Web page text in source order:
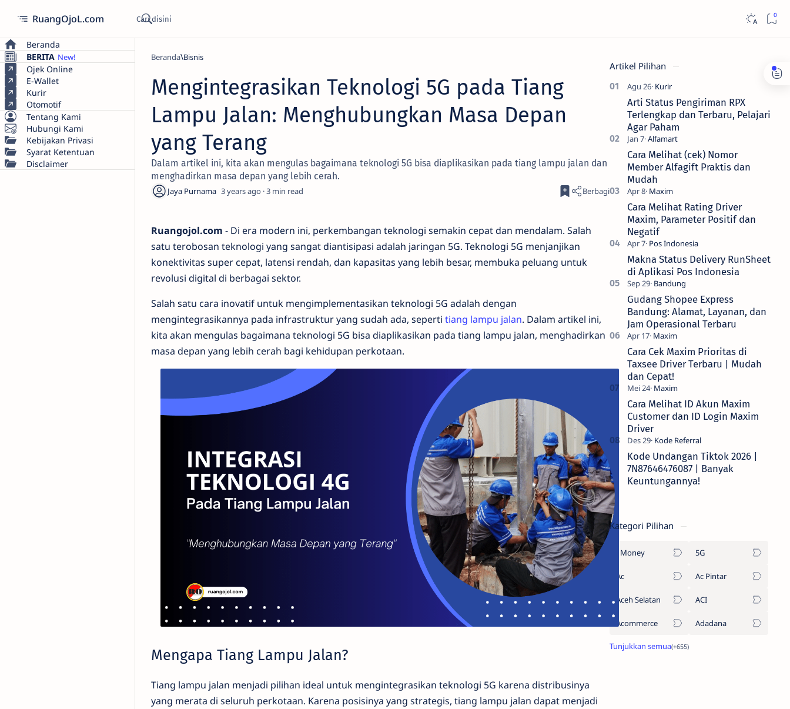
RuangOjoL.com
Beranda
BERITA
Ojek Online
E-Wallet
Kurir
Otomotif
Tentang Kami
Hubungi Kami
Kebijakan Privasi
Syarat Ketentuan
Disclaimer
Beranda Bisnis
Mengintegrasikan Teknologi 5G pada Tiang
Lampu Jalan: Menghubungkan Masa Depan
yang Terang
Dalam artikel ini, kita akan mengulas bagaimana teknologi 5G bisa diaplikasikan pada tiang lampu jalan dan
menghadirkan masa depan yang lebih cerah.
3 years ago 3
Ruangojol.com - Di era modern ini, perkembangan teknologi semakin cepat dan mendalam. Salah
satu terobosan teknologi yang sangat diantisipasi adalah jaringan 5G. Teknologi 5G menjanjikan
konektivitas super cepat, latensi rendah, dan kapasitas yang lebih besar, membuka peluang untuk
revolusi digital di berbagai sektor.
Salah satu cara inovatif untuk mengimplementasikan teknologi 5G adalah dengan
mengintegrasikannya pada infrastruktur yang sudah ada, seperti tiang lampu jalan. Dalam artikel ini,
kita akan mengulas bagaimana teknologi 5G bisa diaplikasikan pada tiang lampu jalan, menghadirkan
masa depan yang lebih cerah bagi kehidupan perkotaan.
Mengapa Tiang Lampu Jalan?
Tiang lampu jalan menjadi pilihan ideal untuk mengintegrasikan teknologi 5G karena distribusinya
yang merata di seluruh perkotaan. Karena posisinya yang strategis, tiang lampu jalan dapat menjadi
Artikel Pilihan
Arti Status Pengiriman RPX
Terlengkap dan Terbaru, Pelajari
Agar Paham
Cara Melihat (cek) Nomor
Member Alfagift Praktis dan
Mudah
Cara Melihat Rating Driver
Maxim, Parameter Positif dan
Negatif
Makna Status Delivery RunSheet
di Aplikasi Pos Indonesia
Gudang Shopee Express
Bandung: Alamat, Layanan, dan
Jam Operasional Terbaru
Cara Cek Maxim Prioritas di
Taxsee Driver Terbaru | Mudah
dan Cepat!
Cara Melihat ID Akun Maxim
Customer dan ID Login Maxim
Driver
Kode Undangan Tiktok 2026 |
7N87646476087 | Banyak
Keuntungannya!
Kategori Pilihan
1Money 5G
Ac Ac Pintar
Aceh Selatan ACI
Acommerce Adadana